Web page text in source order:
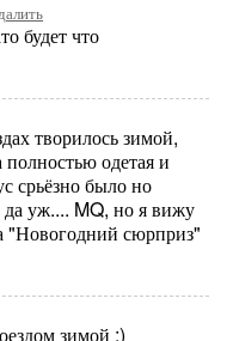
будет что
творилось зимой,
одетая и
срьёзно было но
да уж.... MQ, но я вижу
"Новогодний сюрприз"
зимой :)